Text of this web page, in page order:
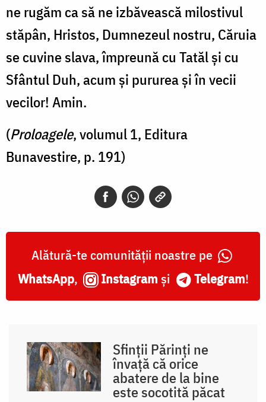
ne rugăm ca să ne izbăvească milostivul
stăpân, Hristos, Dumnezeul nostru, Căruia
se cuvine slava, împreună cu Tatăl şi cu
Sfântul Duh, acum şi pururea şi în vecii
vecilor! Amin.
(Proloagele, volumul 1, Editura
Bunavestire, p. 191)
Alătură-te comunității noastre pe
WhatsApp, Instagram și Telegram!
Sfinții Părinți ne
învață că orice
abatere de la bine
este socotită păcat